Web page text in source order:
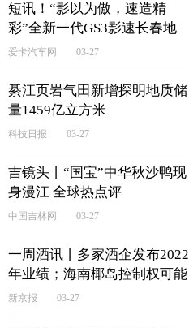
短讯！“影以为傲，速造精
彩”全新一代GS3影速长春地
区高能上市
爱卡汽车网 03-27
綦江页岩气田新增探明地质储
量1459亿立方米
科技日报 03-27
吉镜头丨“国宝”中华秋沙鸭现
身漫江 全球热点评
中国吉林网 03-27
一周酒讯丨多家酒企发布2022
年业绩；海南椰岛控制权可能
变更-天天时讯
新京报 03-27